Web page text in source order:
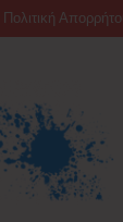
Πολιτική